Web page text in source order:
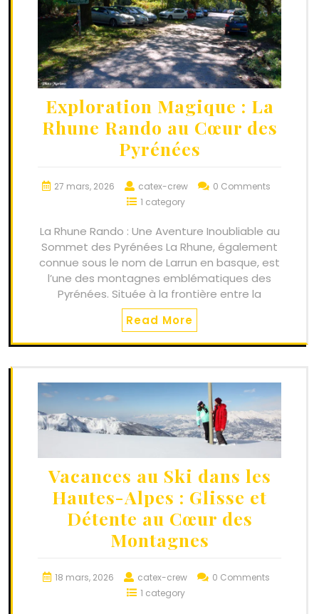
Exploration Magique : La
Rhune Rando au Cœur des
Pyrénées
27 mars, 2026 catex-crew
0 Comments
1 category
La Rhune Rando : Une Aventure Inoubliable au
Sommet des Pyrénées La Rhune, également
connue sous le nom de Larrun en basque, est
l’une des montagnes emblématiques des
Pyrénées. Située à la frontière entre la
Read More
Vacances au Ski dans les
Hautes-Alpes : Glisse et
Détente au Cœur des
Montagnes
18 mars, 2026 catex-crew
0 Comments
1 category